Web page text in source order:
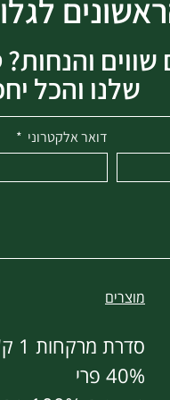
שלנו והכל
דואר אלקטרוני
מוצרים
40% פרי